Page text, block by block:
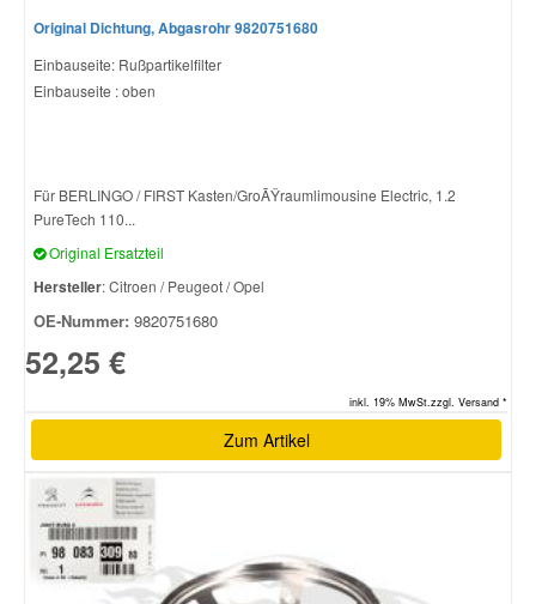
Original Dichtung, Abgasrohr 9820751680
Einbauseite: Rußpartikelfilter
Einbauseite : oben
Für BERLINGO / FIRST Kasten/GroÃŸraumlimousine Electric, 1.2
PureTech 110...
Original Ersatzteil
Hersteller: Citroen / Peugeot / Opel
OE-Nummer: 9820751680
52,25 €
inkl. 19% MwSt.zzgl. Versand *
Zum Artikel